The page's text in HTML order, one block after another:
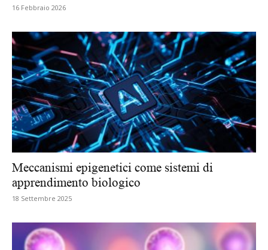
16 Febbraio 2026
Meccanismi epigenetici come sistemi di
apprendimento biologico
18 Settembre 2025